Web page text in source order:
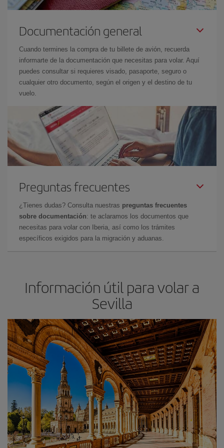
Documentación general
Cuando termines la compra de tu billete de avión, recuerda
informarte de la documentación que necesitas para volar. Aquí
puedes consultar si requieres visado, pasaporte, seguro o
cualquier otro documento, según el origen y el destino de tu
vuelo.
Preguntas frecuentes
¿Tienes dudas? Consulta nuestras preguntas frecuentes
sobre documentación: te aclaramos los documentos que
necesitas para volar con Iberia, así como los trámites
específicos exigidos para la migración y aduanas.
Información útil para volar a
Sevilla